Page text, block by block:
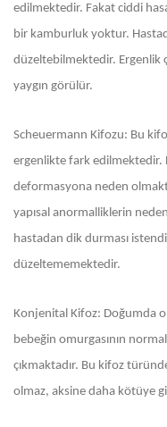
edilmektedir. Fakat ciddi
bir kamburluk yoktur.
düzeltebilmektedir. Ergenlik
yaygın görülür.
Scheuermann Kifozu: Bu
ergenlikte fark
deformasyona neden
yapısal anormalliklerin
hastadan dik durması
düzeltememektedir.
Konjenital Kifoz: Doğumda
bebeğin omurgasının
çıkmaktadır. Bu kifoz
olmaz, aksine daha kötüye